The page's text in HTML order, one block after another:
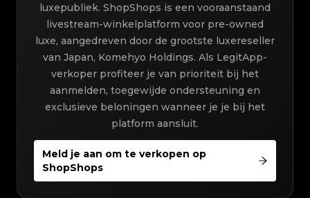
luxepubliek. ShopShops is een vooraanstaand
livestream-winkelplatform voor pre-owned
luxe, aangedreven door de grootste luxereseller
van Japan, Komehyo Holdings. Als LegitApp-
verkoper profiteer je van prioriteit bij het
aanmelden, toegewijde ondersteuning en
exclusieve beloningen wanneer je je bij het
platform aansluit.
Meld je aan om te verkopen op
ShopShops